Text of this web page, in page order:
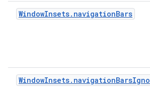
WindowInsets.navigationBars